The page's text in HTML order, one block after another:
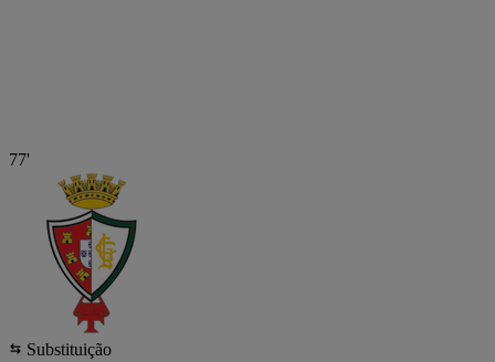
77'
Substituição